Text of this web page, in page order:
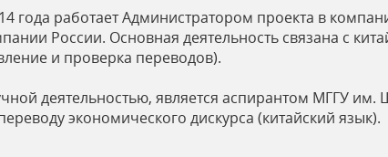
года работает Администратором проекта в
России. Основная деятельность связана с
и проверка переводов).
деятельностью, является аспирантом МГГУ им.
экономического дискурса (китайский язык).